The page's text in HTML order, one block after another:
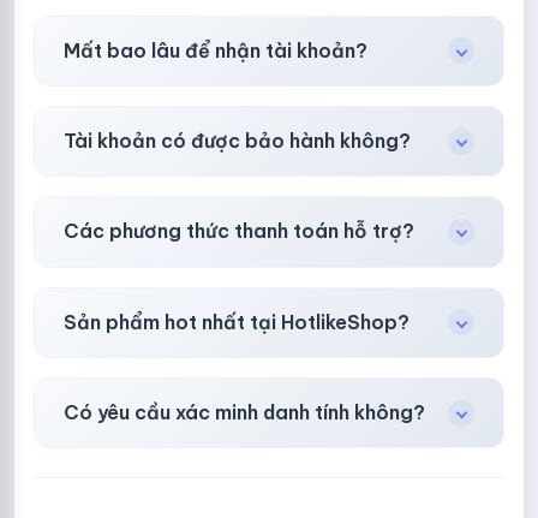
ràng trước khi bạn mua.
Mất bao lâu để nhận tài khoản?
toán thành công.
Tài khoản có được bảo hành không?
sách công khai.
Các phương thức thanh toán hỗ trợ?
các ví điện tử phổ biến.
Sản phẩm hot nhất tại HotlikeShop?
Có yêu cầu xác minh danh tính không?